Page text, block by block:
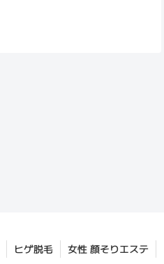
ヒゲ脱毛 女性 顔そりエステ